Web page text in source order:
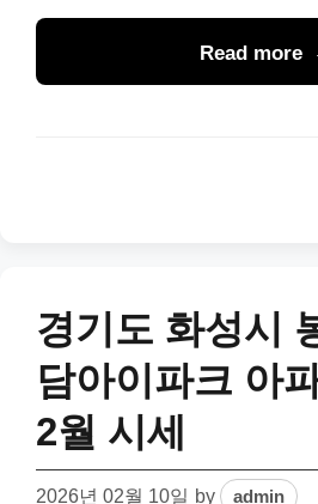
Read more
경기도 화성시
담아이파크 아
2월 시세
2026년 02월 10일 by admin